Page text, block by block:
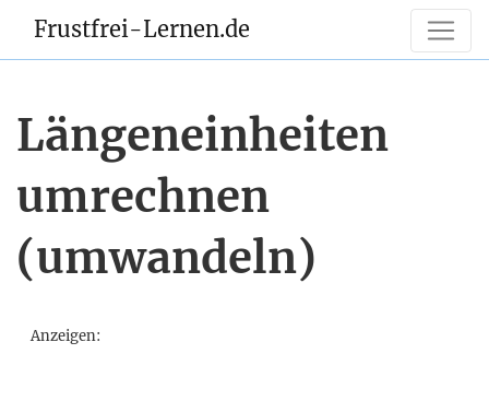
Frustfrei-Lernen.de
Längeneinheiten
umrechnen
(umwandeln)
Anzeigen: